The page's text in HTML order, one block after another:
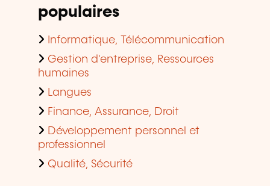
populaires
Informatique, Télécommunication
Gestion d'entreprise, Ressources
humaines
Langues
Finance, Assurance, Droit
Développement personnel et
professionnel
Qualité, Sécurité